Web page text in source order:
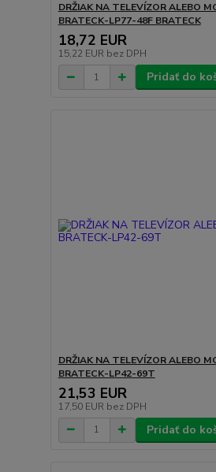
DRŽIAK NA TELEVÍZOR ALEBO
BRATECK-LP77-48F BRATECK
18,72 EUR
15,22 EUR bez DPH
Pridať do
DRŽIAK NA TELEVÍZOR ALEBO
BRATECK-LP42-69T
21,53 EUR
17,50 EUR bez DPH
Pridať do